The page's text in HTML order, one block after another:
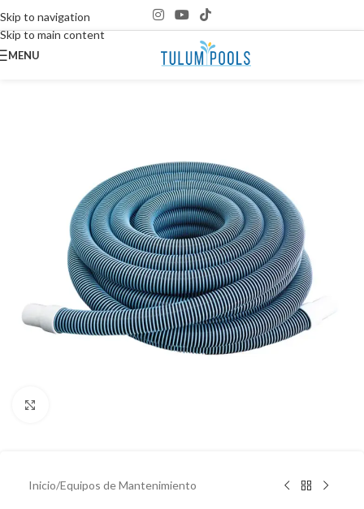
Skip to navigation
Skip to main content
MENU
Inicio/Equipos de Mantenimiento